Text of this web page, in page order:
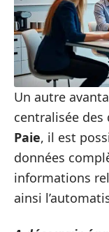
Un autre
centralisée des
Paie, il est
données
informations
ainsi